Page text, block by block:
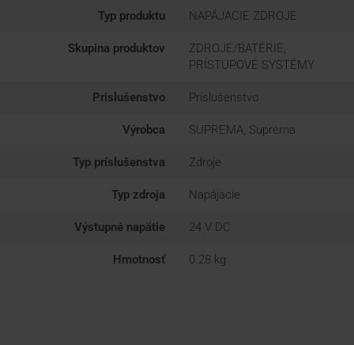
Typ produktu NAPÁJACIE ZDROJE
Skupina produktov
ZDROJE/BATÉRIE,
PRÍSTUPOVÉ SYSTÉMY
Prislušenstvo Príslušenstvo
Výrobca SUPREMA, Suprema
Typ príslušenstva Zdroje
Typ zdroja Napájacie
Výstupné napätie 24 V DC
Hmotnosť 0.28 kg